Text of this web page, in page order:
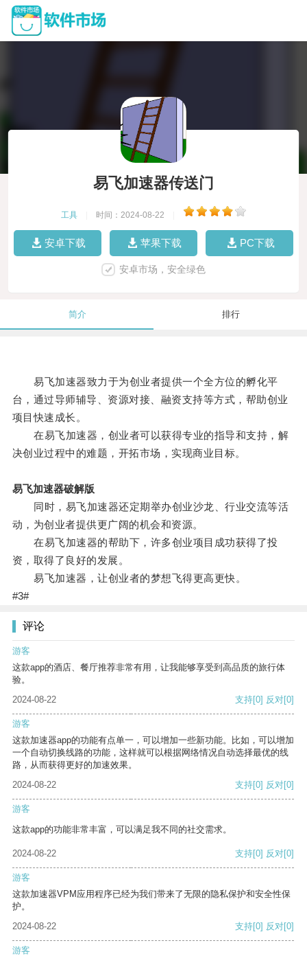
易飞加速器传送门
工具 时间：2024-08-22
安卓下载 苹果下载 PC下载
安卓市场，安全绿色
简介 排行
易飞加速器致力于为创业者提供一个全方位的孵化平
台，通过导师辅导、资源对接、融资支持等方式，帮助创业
项目快速成长。
在易飞加速器，创业者可以获得专业的指导和支持，解
决创业过程中的难题，开拓市场，实现商业目标。
易飞加速器破解版
同时，易飞加速器还定期举办创业沙龙、行业交流等活
动，为创业者提供更广阔的机会和资源。
在易飞加速器的帮助下，许多创业项目成功获得了投
资，取得了良好的发展。
易飞加速器，让创业者的梦想飞得更高更快。
#3#
评论
游客
这款app的酒店、餐厅推荐非常有用，让我能够享受到高品质的旅行体
验。
2024-08-22
支持[0] 反对[0]
游客
这款加速器app的功能有点单一，可以增加一些新功能。比如，可以增加
一个自动切换线路的功能，这样就可以根据网络情况自动选择最优的线
路，从而获得更好的加速效果。
2024-08-22
支持[0] 反对[0]
游客
这款app的功能非常丰富，可以满足我不同的社交需求。
2024-08-22 支持[0] 反对[0]
游客
这款加速器VPM应用程序已经为我们带来了无限的隐私保护和安全性保
护。
2024-08-22
支持[0] 反对[0]
游客